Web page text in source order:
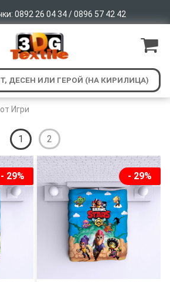
0892 26 04 34 / 0896 57 42 42
Игри
1 2
- 29% - 29%